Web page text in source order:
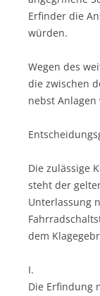
Erfinder die
würden.
Wegen des
die zwischen
nebst Anlagen
Die zulässige
steht der
Unterlassung
dem
I.
Die Erfindung